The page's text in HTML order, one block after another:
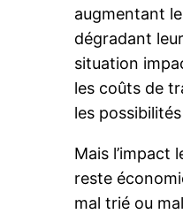
augmentant
dégradant
situation
les coûts de
les
Mais l’impact
reste
mal trié ou